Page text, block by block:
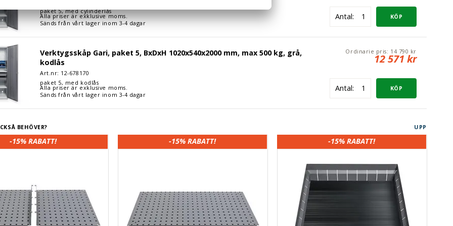
paket 5, med cylinderlås
Alla priser är exklusive moms.
Sänds från vårt lager inom 3-4 dagar
Antal:
Gari, paket 5, BxDxH 1020x540x2000 mm, max 500 kg, grå, kodlås
Verktygsskåp Gari, paket 5, BxDxH 1020x540x2000 mm, max 500 kg, grå,
kodlås
Art.nr: 12-678170
paket 5, med kodlås
Alla priser är exklusive moms.
Sänds från vårt lager inom 3-4 dagar
Ordinarie pris: 14 790 kr
12 571 kr
Antal:
BEHÖVER? UPP
-15% RABATT! -15% RABATT! -15% RABATT!